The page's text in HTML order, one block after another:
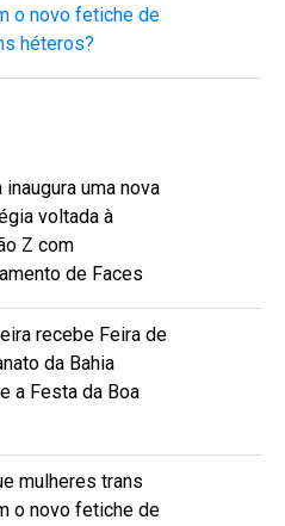
o novo fetiche de
héteros?
inaugura uma nova
voltada à
Z com
de Faces
recebe Feira de
da Bahia
a Festa da Boa
mulheres trans
o novo fetiche de